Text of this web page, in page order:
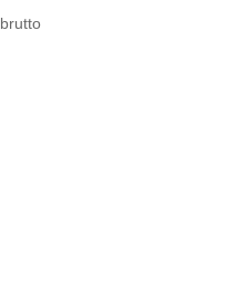
brutto